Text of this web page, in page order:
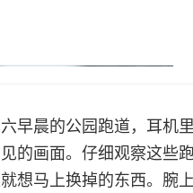
早晨的公园跑道，耳机
的画面。仔细观察这些
想马上换掉的东西。腕